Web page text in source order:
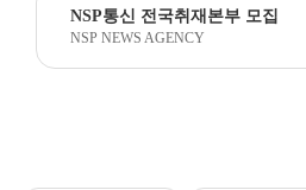
NSP통신 전국취재본부 모집
NSP NEWS AGENCY